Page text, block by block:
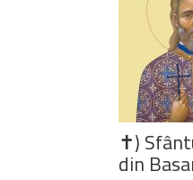
✝)
din